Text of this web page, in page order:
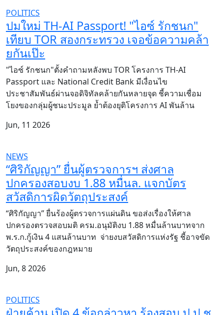
POLITICS
ปมใหม่ TH-AI Passport! "ไอซ์ รักชนก"
เทียบ TOR สองกระทรวง เจอข้อความคล้า
ยกันเป๊ะ
"ไอซ์ รักชนก"ตั้งคำถามหลังพบ TOR โครงการ TH-AI
Passport และ National Credit Bank มีเงื่อนไข
ประชาสัมพันธ์ผ่านจอดิจิทัลคล้ายกันหลายจุด ชี้ความเชื่อม
โยงของกลุ่มผู้ชนะประมูล ย้ำต้องยุติโครงการ AI พันล้าน
Jun, 11 2026
NEWS
“ศิริกัญญา” ยื่นผู้ตรวจการฯ ส่งศาล
ปกครองสอบงบ 1.88 หมื่นล. แจกบัตร
สวัสดิการผิดวัตถุประสงค์
“ศิริกัญญา” ยื่นร้องผู้ตรวจการแผ่นดิน ขอส่งเรื่องให้ศาล
ปกครองตรวจสอบมติ ครม.อนุมัติงบ 1.88 หมื่นล้านบาทจาก
พ.ร.ก.กู้เงิน 4 แสนล้านบาท จ่ายงบสวัสดิการแห่งรัฐ ชี้อาจขัด
วัตถุประสงค์ของกฎหมาย
Jun, 8 2026
POLITICS